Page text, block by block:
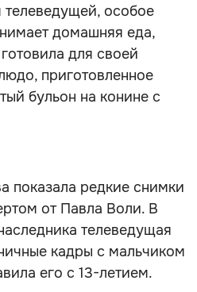
особое
домашняя еда,
для своей
приготовленное
бульон на конине с
показала редкие снимки
от Павла Воли. В
телеведущая
кадры с мальчиком
его с 13-летием.